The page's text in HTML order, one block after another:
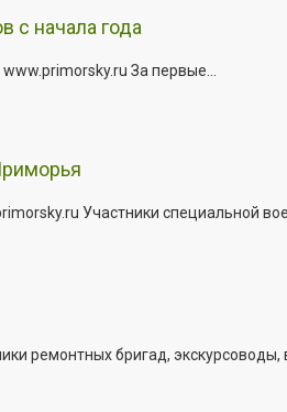
с начала года
За первые...
Участники специальной
ремонтных бригад, экскурсоводы,